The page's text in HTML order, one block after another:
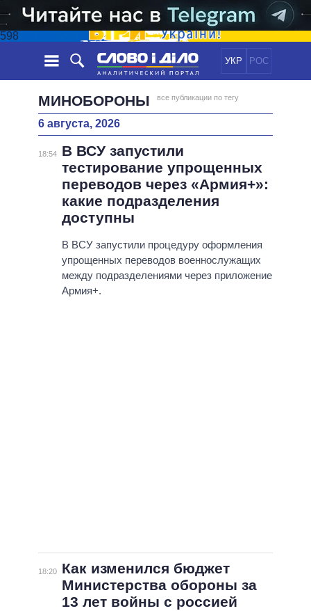
598
УКР РОС
НОВОСТИ
ЛЕНТА
СОБЫТИЯ
СТАТЬИ
МНЕНИЯ
ЭКОНОМИКА
ОБЩЕСТВО
МИР
ПОЛИТИКИ
ВСЕ ПОЛИТИКИ
ПРЕЗИДЕНТ И ОФИС
КАБИНЕТ МИНИСТРОВ
ГЛАВЫ ОБЛАДМИНИСТРАЦИЙ
МЭРЫ
ИНФОГРАФИКА
ПОДДЕРЖАТЬ
СРАВНЕНИЕ ПОЛИТИКОВ
МИНОБОРОНЫ все публикации по тегу
6 августа, 2026
18:54
В ВСУ запустили
тестирование упрощенных
переводов через «Армия+»:
какие подразделения
доступны
В ВСУ запустили процедуру оформления
упрощенных переводов военнослужащих
между подразделениями через приложение
Армия+.
18:20
Как изменился бюджет
Министерства обороны за
13 лет войны с россией